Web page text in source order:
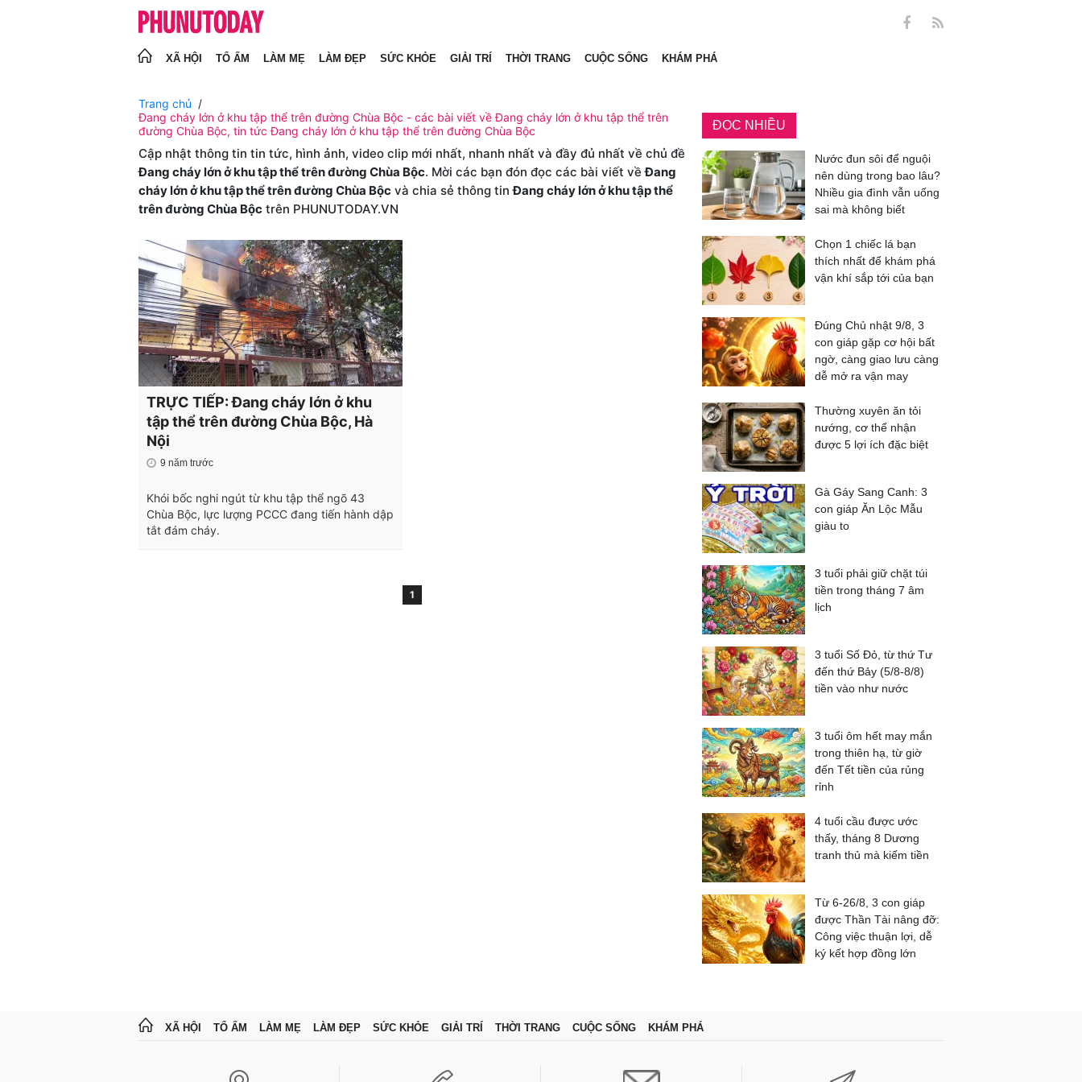
XÃ HỘI TỔ ẤM LÀM MẸ LÀM ĐẸP SỨC KHỎE GIẢI TRÍ THỜI TRANG CUỘC SỐNG KHÁM PHÁ
Trang chủ
Đang cháy lớn ở khu tập thể trên đường Chùa Bộc - các bài viết về Đang cháy lớn ở khu tập thể trên
đường Chùa Bộc, tin tức Đang cháy lớn ở khu tập thể trên đường Chùa Bộc
Cập nhật thông tin tin tức, hình ảnh, video clip mới nhất, nhanh nhất và đầy đủ nhất về chủ đề
Đang cháy lớn ở khu tập thể trên đường Chùa Bộc. Mời các bạn đón đọc các bài viết vềĐang
cháy lớn ở khu tập thể trên đường Chùa Bộc và chia sẻ thông tinĐang cháy lớn ở khu tập thể
trên đường Chùa Bộc trên PHUNUTODAY.VN
TRỰC TIẾP: Đang cháy lớn ở khu
tập thể trên đường Chùa Bộc, Hà
Nội
9 năm trước
Khói bốc nghi ngút từ khu tập thể ngõ 43
Chùa Bộc, lực lượng PCCC đang tiến hành dập
tắt đám cháy.
1
ĐỌC NHIỀU
Nước đun sôi để nguội
nên dùng trong bao lâu?
Nhiều gia đình vẫn uống
sai mà không biết
Chọn 1 chiếc lá bạn
thích nhất để khám phá
vận khí sắp tới của bạn
Đúng Chủ nhật 9/8, 3
con giáp gặp cơ hội bất
ngờ, càng giao lưu càng
dễ mở ra vận may
Thường xuyên ăn tỏi
nướng, cơ thể nhận
được 5 lợi ích đặc biệt
Gà Gáy Sang Canh: 3
con giáp Ăn Lộc Mẫu
giàu to
3 tuổi phải giữ chặt túi
tiền trong tháng 7 âm
lịch
3 tuổi Số Đỏ, từ thứ Tư
đến thứ Bảy (5/8-8/8)
tiền vào như nước
3 tuổi ôm hết may mắn
trong thiên hạ, từ giờ
đến Tết tiền của rủng
rỉnh
4 tuổi cầu được ước
thấy, tháng 8 Dương
tranh thủ mà kiếm tiền
Từ 6-26/8, 3 con giáp
được Thần Tài nâng đỡ:
Công việc thuận lợi, dễ
ký kết hợp đồng lớn
XÃ HỘI TỔ ẤM LÀM MẸ LÀM ĐẸP SỨC KHỎE GIẢI TRÍ THỜI TRANG CUỘC SỐNG KHÁM PHÁ